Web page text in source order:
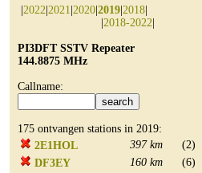
2022 2021 2020 2019 2018
2018-2022
PI3DFT SSTV Repeater
144.8875 MHz
Callname:
175 ontvangen stations in 2019:
2E1HOL
397 km
(2)
DF3EY
160 km
(6)